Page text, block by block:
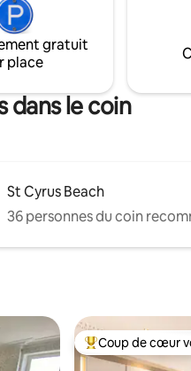
vos
riche
vous
parfaite pour les
Nous sommes
gratuit
place
dans le coin
St Cyrus Beach
36 personnes du coin
Coup de cœur
Coup de cœur